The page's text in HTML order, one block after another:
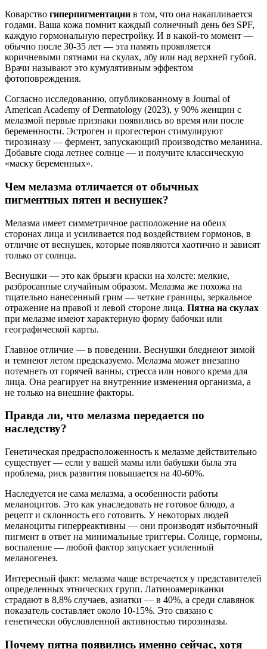
Коварство гиперпигментации в том, что она накапливается
годами. Ваша кожа помнит каждый солнечный день без SPF,
каждую гормональную перестройку. И в какой-то момент —
обычно после 30-35 лет — эта память проявляется
коричневыми пятнами на скулах, лбу или над верхней губой.
Врачи называют это кумулятивным эффектом
фотоповреждения.
Согласно исследованию, опубликованному в Journal of
American Academy of Dermatology (2023), у 90% женщин с
мелазмой первые признаки появились во время или после
беременности. Эстроген и прогестерон стимулируют
тирозиназу — фермент, запускающий производство меланина.
Добавьте сюда летнее солнце — и получите классическую
«маску беременных».
Чем мелазма отличается от обычных
пигментных пятен и веснушек?
Мелазма имеет симметричное расположение на обеих
сторонах лица и усиливается под воздействием гормонов, в
отличие от веснушек, которые появляются хаотично и зависят
только от солнца.
Веснушки — это как брызги краски на холсте: мелкие,
разбросанные случайным образом. Мелазма же похожа на
тщательно нанесенный грим — четкие границы, зеркальное
отражение на правой и левой стороне лица. Пятна на скулах
при мелазме имеют характерную форму бабочки или
географической карты.
Главное отличие — в поведении. Веснушки бледнеют зимой
и темнеют летом предсказуемо. Мелазма может внезапно
потемнеть от горячей ванны, стресса или нового крема для
лица. Она реагирует на внутренние изменения организма, а
не только на внешние факторы.
Правда ли, что мелазма передается по
наследству?
Генетическая предрасположенность к мелазме действительно
существует — если у вашей мамы или бабушки была эта
проблема, риск развития повышается на 40-60%.
Наследуется не сама мелазма, а особенности работы
меланоцитов. Это как унаследовать не готовое блюдо, а
рецепт и склонность его готовить. У некоторых людей
меланоциты гиперреактивны — они производят избыточный
пигмент в ответ на минимальные триггеры. Солнце, гормоны,
воспаление — любой фактор запускает усиленный
меланогенез.
Интересный факт: мелазма чаще встречается у представителей
определенных этнических групп. Латиноамериканки
страдают в 8,8% случаев, азиатки — в 40%, а среди славянок
показатель составляет около 10-15%. Это связано с
генетически обусловленной активностью тирозиназы.
Почему пятна появились именно сейчас, хотя